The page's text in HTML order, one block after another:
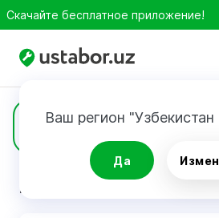
Скачайте бесплатное приложение!
Ваш регион
Да
Посудомоечные машины
РЕЗУЛЬТАТ